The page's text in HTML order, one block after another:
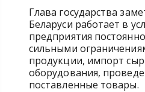
Глава государства
Беларуси работает в
предприятия
сильными
продукции, импорт
оборудования,
поставленные товары.